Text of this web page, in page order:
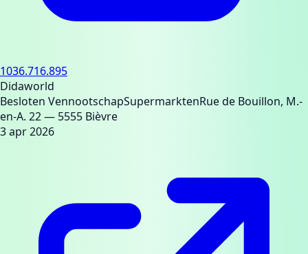
1036.716.895
Didaworld
Besloten VennootschapSupermarktenRue de Bouillon, M.-
en-A. 22— 5555 Bièvre
3 apr 2026